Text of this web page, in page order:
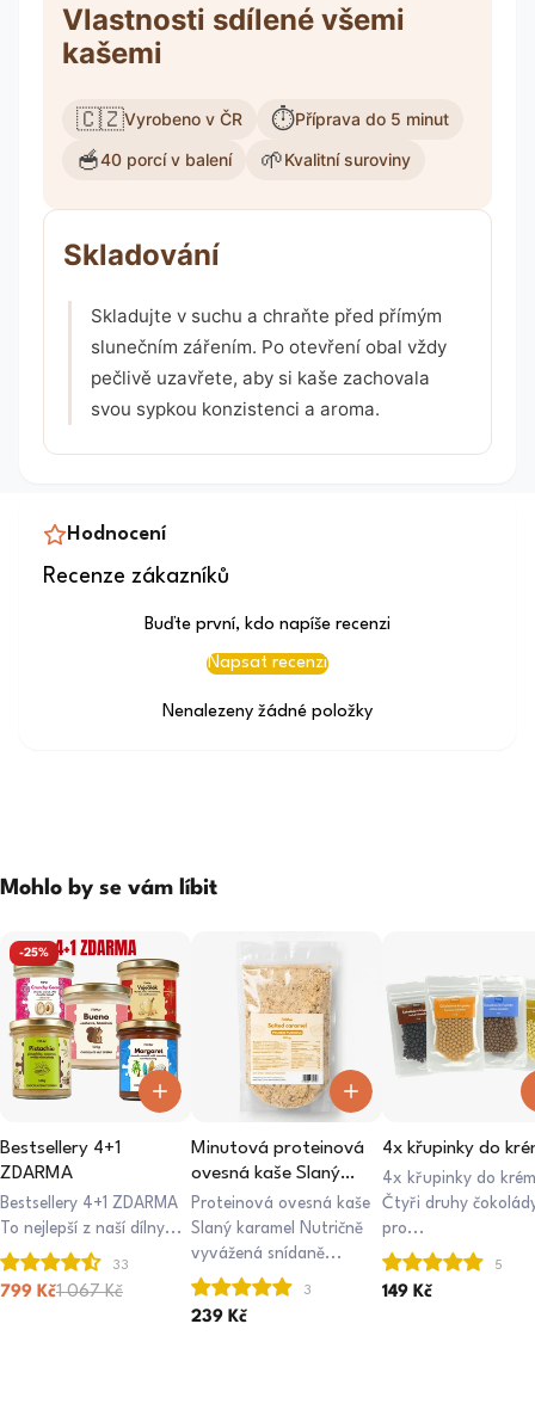
Vlastnosti sdílené všemi
kašemi
🇨🇿Vyrobeno v ČR ⏱️Příprava do 5 minut
🥣40 porcí v balení 🌱Kvalitní suroviny
Skladování
Skladujte v suchu a chraňte před přímým
slunečním zářením. Po otevření obal vždy
pečlivě uzavřete, aby si kaše zachovala
svou sypkou konzistenci a aroma.
Hodnocení
Recenze zákazníků
Buďte první, kdo napíše recenzi
Napsat recenzi
Nenalezeny žádné položky
Mohlo by se vám líbit
-25%
0
Bestsellery 4+1
ZDARMA
Bestsellery 4+1 ZDARMA
To nejlepší z naší dílny...
799 KčBěžná cena
1 067 Kč
0
Minutová proteinová
ovesná kaše Slaný
karamel 500 g
Proteinová ovesná kaše
Slaný karamel Nutričně
vyvážená snídaně...
239 Kč
4x křupinky do
4x křupinky do
Čtyři druhy
pro...
149 Kč